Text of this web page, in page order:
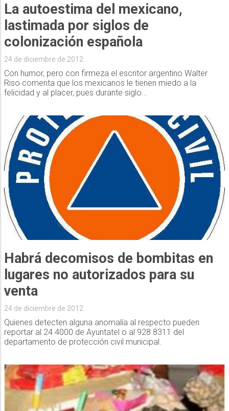
La autoestima del mexicano,
lastimada por siglos de
colonización española
24 de diciembre de 2012
Con humor, pero con firmeza el escritor argentino Walter
Riso comenta que los mexicanos le tienen miedo a la
felicidad y al placer, pues durante siglo...
Habrá decomisos de bombitas en
lugares no autorizados para su
venta
24 de diciembre de 2012
Quienes detecten alguna anomalía al respecto pueden
reportar al 24 4000 de Ayuntatel o al 928 8311 del
departamento de protección civil municipal.